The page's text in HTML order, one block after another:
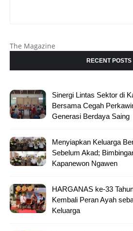
The Magazine
RECENT POSTS
Sinergi Lintas Sektor di
Bersama Cegah
Generasi Berdaya Saing
Menyiapkan Keluarga
Sebelum Akad;
Kapanewon Ngawen
HARGANAS ke-33
Kembali Peran Ayah
Keluarga